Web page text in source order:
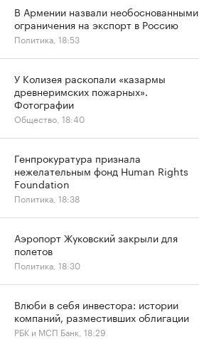
В Армении назвали необоснованными
ограничения на экспорт в Россию
Политика, 18:53
У Колизея раскопали «казармы
древнеримских пожарных».
Фотографии
Общество, 18:40
Генпрокуратура признала
нежелательным фонд Human Rights
Foundation
Политика, 18:38
Аэропорт Жуковский закрыли для
полетов
Политика, 18:30
Влюби в себя инвестора: истории
компаний, разместивших облигации
РБК и МСП Банк, 18:29